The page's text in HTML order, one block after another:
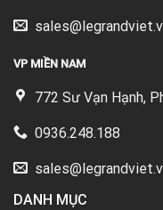
VP MIỀN NAM
772 Sư Vạn Hạnh,
0936.248.188
DANH MỤC